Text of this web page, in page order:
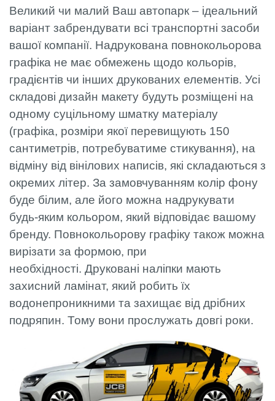
Великий чи малий Ваш автопарк – ідеальний
варіант забрендувати всі транспортні засоби
вашої компанії. Надрукована повнокольорова
графіка не має обмежень щодо кольорів,
градієнтів чи інших друкованих елементів. Усі
складові дизайн макету будуть розміщені на
одному суцільному шматку матеріалу
(графіка, розміри якої перевищують 150
сантиметрів, потребуватиме стикування), на
відміну від вінілових написів, які складаються з
окремих літер. За замовчуванням колір фону
буде білим, але його можна надрукувати
будь-яким кольором, який відповідає вашому
бренду. Повнокольорову графіку також можна
вирізати за формою, при
необхідності. Друковані наліпки мають
захисний ламінат, який робить їх
водонепроникними та захищає від дрібних
подряпин. Тому вони прослужать довгі роки.